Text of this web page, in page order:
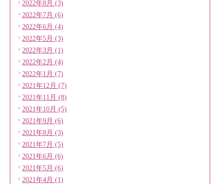
2022年8月 (3)
2022年7月 (6)
2022年6月 (4)
2022年5月 (3)
2022年3月 (1)
2022年2月 (4)
2022年1月 (7)
2021年12月 (7)
2021年11月 (8)
2021年10月 (5)
2021年9月 (6)
2021年8月 (3)
2021年7月 (5)
2021年6月 (6)
2021年5月 (6)
2021年4月 (1)